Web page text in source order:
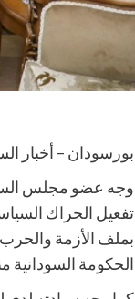
بورسودان – أخبار
وجه عضو مجلس
تفعيل الحراك
بملف الأزمة
الحكومة السودانية